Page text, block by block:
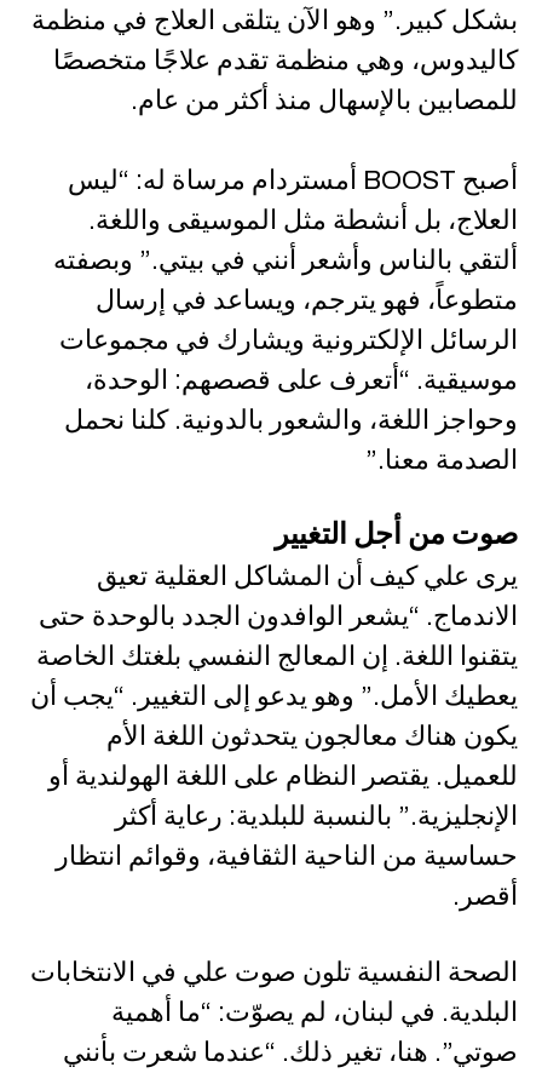
بشكل كبير.” وهو الآن يتلقى العلاج في منظمة
كاليدوس، وهي منظمة تقدم علاجًا متخصصًا
للمصابين بالإسهال منذ أكثر من عام.
أصبح BOOST أمستردام مرساة له: “ليس
العلاج، بل أنشطة مثل الموسيقى واللغة.
ألتقي بالناس وأشعر أنني في بيتي.” وبصفته
متطوعاً، فهو يترجم، ويساعد في إرسال
الرسائل الإلكترونية ويشارك في مجموعات
موسيقية. “أتعرف على قصصهم: الوحدة،
وحواجز اللغة، والشعور بالدونية. كلنا نحمل
الصدمة معنا.”
صوت من أجل التغيير
يرى علي كيف أن المشاكل العقلية تعيق
الاندماج. “يشعر الوافدون الجدد بالوحدة حتى
يتقنوا اللغة. إن المعالج النفسي بلغتك الخاصة
يعطيك الأمل.” وهو يدعو إلى التغيير. “يجب أن
يكون هناك معالجون يتحدثون اللغة الأم
للعميل. يقتصر النظام على اللغة الهولندية أو
الإنجليزية.” بالنسبة للبلدية: رعاية أكثر
حساسية من الناحية الثقافية، وقوائم انتظار
أقصر.
الصحة النفسية تلون صوت علي في الانتخابات
البلدية. في لبنان، لم يصوّت: “ما أهمية
صوتي”. هنا، تغير ذلك. “عندما شعرت بأنني